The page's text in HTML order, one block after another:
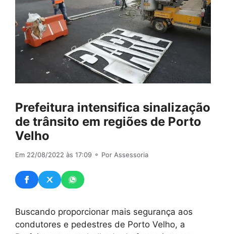
Prefeitura intensifica sinalização
de trânsito em regiões de Porto
Velho
Em 22/08/2022 às 17:09 ⚬ Por Assessoria
Buscando proporcionar mais segurança aos
condutores e pedestres de Porto Velho, a